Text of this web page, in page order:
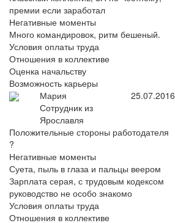
премии если заработал
Негативные моменты
Много командировок, ритм бешеный.
Условия оплаты труда
Отношения в коллективе
Оценка начальству
Возможность карьеры
Мария
Сотрудник из
Ярославля
25.07.2016
Положительные стороны работодателя
?
Негативные моменты
Суета, пыль в глаза и пальцы веером
Зарплата серая, с трудовым кодексом
руководство не особо знакомо
Условия оплаты труда
Отношения в коллективе